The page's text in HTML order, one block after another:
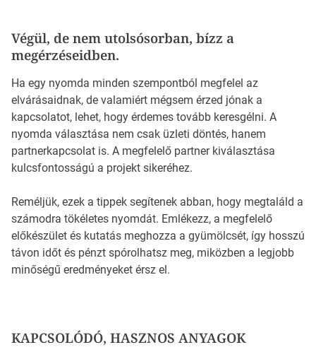
Végül, de nem utolsósorban, bízz a
megérzéseidben.
Ha egy nyomda minden szempontból megfelel az
elvárásaidnak, de valamiért mégsem érzed jónak a
kapcsolatot, lehet, hogy érdemes tovább keresgélni. A
nyomda választása nem csak üzleti döntés, hanem
partnerkapcsolat is. A megfelelő partner kiválasztása
kulcsfontosságú a projekt sikeréhez.
Reméljük, ezek a tippek segítenek abban, hogy megtaláld a
számodra tökéletes nyomdát. Emlékezz, a megfelelő
előkészület és kutatás meghozza a gyümölcsét, így hosszú
távon időt és pénzt spórolhatsz meg, miközben a legjobb
minőségű eredményeket érsz el.
KAPCSOLÓDÓ, HASZNOS ANYAGOK